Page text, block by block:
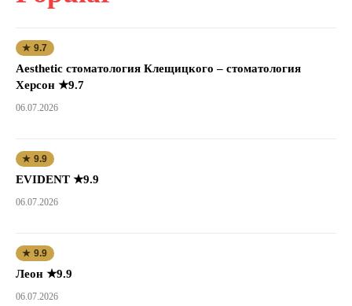
★ 9.7
Aesthetic стоматология Клещицкого – стоматология
Херсон ★9.7
06.07.2026
★ 9.9
EVIDENT ★9.9
06.07.2026
★ 9.9
Леон ★9.9
06.07.2026